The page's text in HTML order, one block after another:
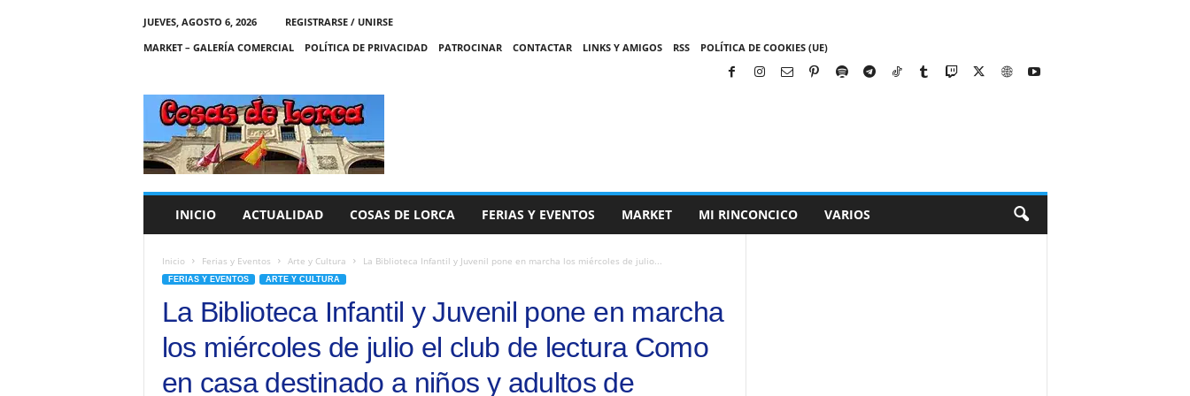
JUEVES, AGOSTO 6, 2026
REGISTRARSE / UNIRSE
MARKET – GALERÍA COMERCIAL
POLÍTICA DE PRIVACIDAD PATROCINAR CONTACTAR LINKS Y AMIGOS RSS POLÍTICA DE COOKIES (UE)
C
A
S
INICIO ACTUALIDAD COSAS DE LORCA FERIAS Y EVENTOS MARKET MI RINCONCICO VARIOS
Inicio Ferias y Eventos Arte y Cultura La Biblioteca Infantil y Juvenil pone en marcha los miércoles de julio...
FERIAS Y EVENTOS ARTE Y CULTURA
La Biblioteca Infantil y Juvenil pone en marcha
los miércoles de julio el club de lectura Como
en casa destinado a niños y adultos de